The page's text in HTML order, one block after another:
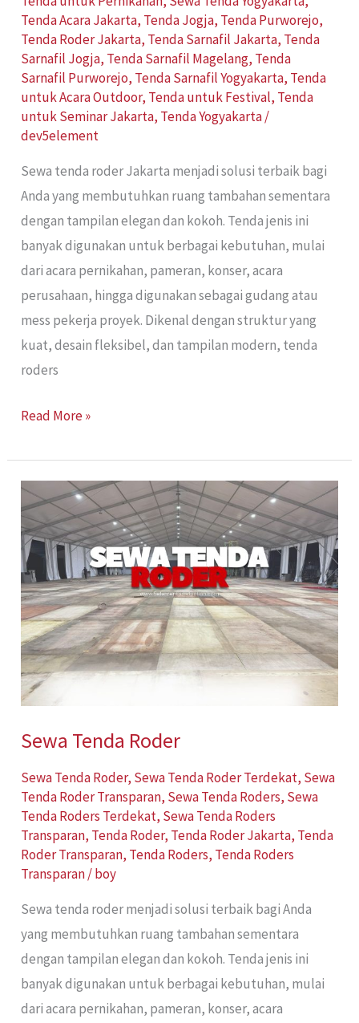
Tenda Acara Jakarta, Tenda Jogja, Tenda Purworejo,
Tenda Roder Jakarta, Tenda Sarnafil Jakarta, Tenda
Sarnafil Jogja, Tenda Sarnafil Magelang, Tenda
Sarnafil Purworejo, Tenda Sarnafil Yogyakarta, Tenda
untuk Acara Outdoor, Tenda untuk Festival, Tenda
untuk Seminar Jakarta, Tenda Yogyakarta/
dev5element
Sewa tenda roder Jakarta menjadi solusi terbaik bagi
Anda yang membutuhkan ruang tambahan sementara
dengan tampilan elegan dan kokoh. Tenda jenis ini
banyak digunakan untuk berbagai kebutuhan, mulai
dari acara pernikahan, pameran, konser, acara
perusahaan, hingga digunakan sebagai gudang atau
mess pekerja proyek. Dikenal dengan struktur yang
kuat, desain fleksibel, dan tampilan modern, tenda
roders
Read More »
Sewa Tenda Roder
Sewa Tenda Roder, Sewa Tenda Roder Terdekat, Sewa
Tenda Roder Transparan, Sewa Tenda Roders, Sewa
Tenda Roders Terdekat, Sewa Tenda Roders
Transparan, Tenda Roder, Tenda Roder Jakarta, Tenda
Roder Transparan, Tenda Roders, Tenda Roders
Transparan/boy
Sewa tenda roder menjadi solusi terbaik bagi Anda
yang membutuhkan ruang tambahan sementara
dengan tampilan elegan dan kokoh. Tenda jenis ini
banyak digunakan untuk berbagai kebutuhan, mulai
dari acara pernikahan, pameran, konser, acara
Sewa
Tenda
Roder